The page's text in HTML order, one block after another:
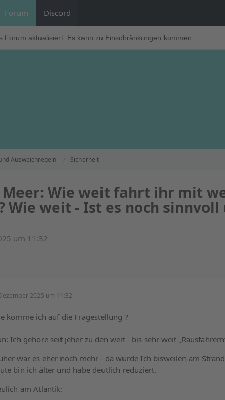
Forum aktualisiert. Es kann zu Einschränkungen kommen.
Forum Discord
Ausweichregeln Sicherheit
Wie weit fahrt ihr mit
Wie weit - Ist es noch sinnvoll
um 11:32
2025 um 11:32
komme ich auf die Fragestellung ?
Ich gehöre seit jeher zu den weit - bis sehr weit
war es eher noch mehr - da wurde Ich bisweilen am
bin ich älter und habe deutlich reduziert.
am Atlantik: